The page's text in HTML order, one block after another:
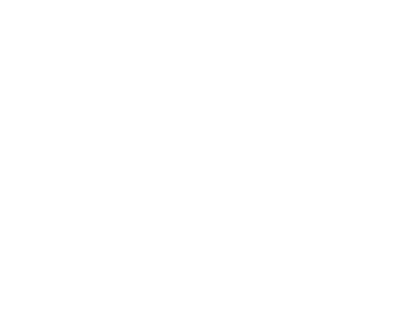
の共同利用者
とをご了承くだ
はありません。
品に未対応品が
年1月12日よ